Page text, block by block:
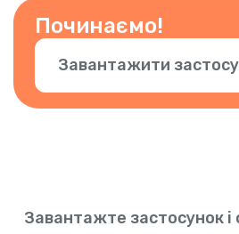
Починаємо!
Завантажити
Завантажте застосунок